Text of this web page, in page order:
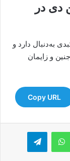
دی در
به‌دنبال دارد و
و زایمان
Copy URL
واتس آپ تلگرام